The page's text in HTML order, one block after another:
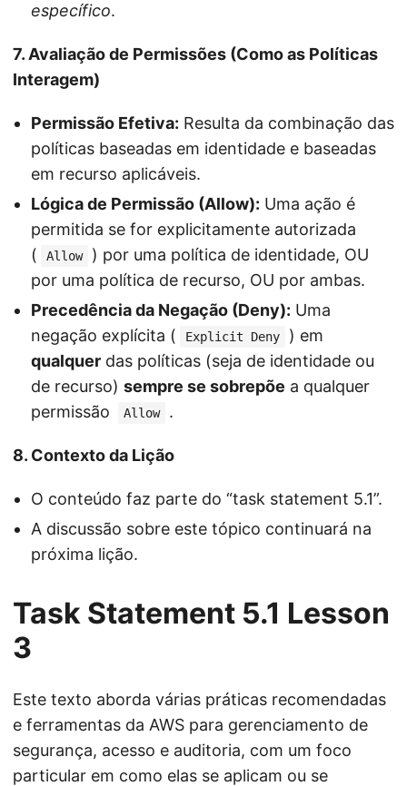
específico.
7. Avaliação de Permissões (Como as Políticas
Interagem)
Permissão Efetiva: Resulta da combinação das
políticas baseadas em identidade e baseadas
em recurso aplicáveis.
Lógica de Permissão (Allow): Uma ação é
permitida se for explicitamente autorizada
(
Allow
) por uma política de identidade, OU
por uma política de recurso, OU por ambas.
Precedência da Negação (Deny): Uma
negação explícita (
Explicit Deny
) em
qualquer das políticas (seja de identidade ou
de recurso) sempre se sobrepõe a qualquer
permissão
Allow .
8. Contexto da Lição
O conteúdo faz parte do “task statement 5.1”.
A discussão sobre este tópico continuará na
próxima lição.
Task Statement 5.1 Lesson
3
Este texto aborda várias práticas recomendadas
e ferramentas da AWS para gerenciamento de
segurança, acesso e auditoria, com um foco
particular em como elas se aplicam ou se